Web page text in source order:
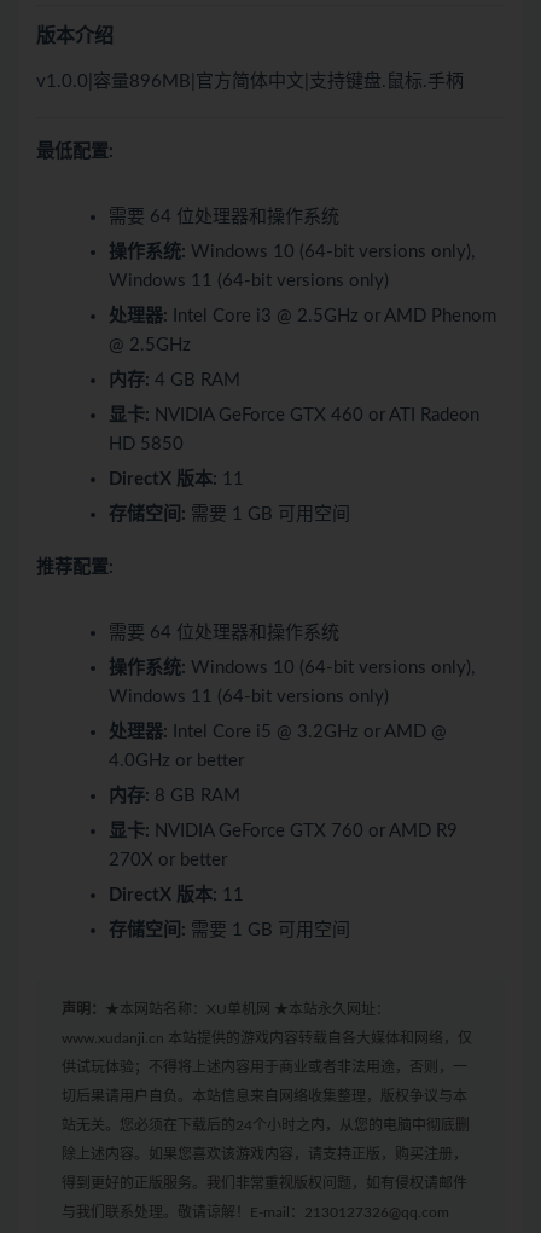
版本介绍
v1.0.0|容量896MB|官方简体中文|支持键盘.鼠标.手柄
最低配置:
需要 64 位处理器和操作系统
操作系统: Windows 10 (64-bit versions only),
Windows 11 (64-bit versions only)
处理器: Intel Core i3 @ 2.5GHz or AMD Phenom
@ 2.5GHz
内存: 4 GB RAM
显卡: NVIDIA GeForce GTX 460 or ATI Radeon
HD 5850
DirectX 版本: 11
存储空间: 需要 1 GB 可用空间
推荐配置:
需要 64 位处理器和操作系统
操作系统: Windows 10 (64-bit versions only),
Windows 11 (64-bit versions only)
处理器: Intel Core i5 @ 3.2GHz or AMD @
4.0GHz or better
内存: 8 GB RAM
显卡: NVIDIA GeForce GTX 760 or AMD R9
270X or better
DirectX 版本: 11
存储空间: 需要 1 GB 可用空间
声明： ★本网站名称：XU单机网 ★本站永久网址：
www.xudanji.cn 本站提供的游戏内容转载自各大媒体和网络，仅
供试玩体验；不得将上述内容用于商业或者非法用途，否则，一
切后果请用户自负。本站信息来自网络收集整理，版权争议与本
站无关。您必须在下载后的24个小时之内，从您的电脑中彻底删
除上述内容。如果您喜欢该游戏内容，请支持正版，购买注册，
得到更好的正版服务。我们非常重视版权问题，如有侵权请邮件
与我们联系处理。敬请谅解！E-mail：2130127326@qq.com